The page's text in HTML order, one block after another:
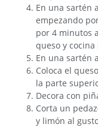
En una sartén
empezando
por 4 minutos
queso y
En una sartén
Coloca el
la parte
Decora con
Corta un
y limón al